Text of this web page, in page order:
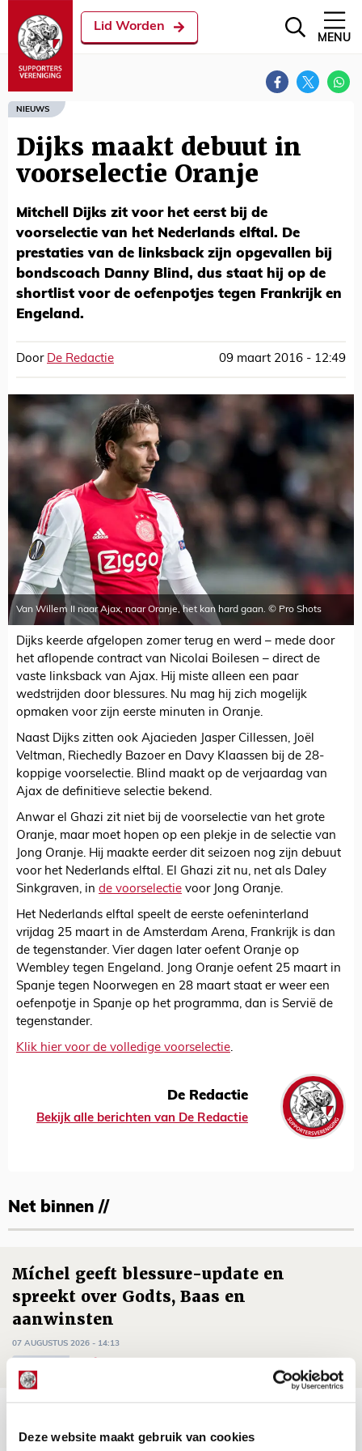
Deze website maakt gebruik van cookies
Lid Worden
MENU
NIEUWS
Dijks maakt debuut in
voorselectie Oranje
Mitchell Dijks zit voor het eerst bij de
voorselectie van het Nederlands elftal. De
prestaties van de linksback zijn opgevallen bij
bondscoach Danny Blind, dus staat hij op de
shortlist voor de oefenpotjes tegen Frankrijk en
Engeland.
Door De Redactie 09 maart 2016 - 12:49
Van Willem II naar Ajax, naar Oranje, het kan hard gaan. © Pro Shots
Dijks keerde afgelopen zomer terug en werd – mede door
het aflopende contract van Nicolai Boilesen – direct de
vaste linksback van Ajax. Hij miste alleen een paar
wedstrijden door blessures. Nu mag hij zich mogelijk
opmaken voor zijn eerste minuten in Oranje.
Naast Dijks zitten ook Ajacieden Jasper Cillessen, Joël
Veltman, Riechedly Bazoer en Davy Klaassen bij de 28-
koppige voorselectie. Blind maakt op de verjaardag van
Ajax de definitieve selectie bekend.
Anwar el Ghazi zit niet bij de voorselectie van het grote
Oranje, maar moet hopen op een plekje in de selectie van
Jong Oranje. Hij maakte eerder dit seizoen nog zijn debuut
voor het Nederlands elftal. El Ghazi zit nu, net als Daley
Sinkgraven, in de voorselectie voor Jong Oranje.
Het Nederlands elftal speelt de eerste oefeninterland
vrijdag 25 maart in de Amsterdam Arena, Frankrijk is dan
de tegenstander. Vier dagen later oefent Oranje op
Wembley tegen Engeland. Jong Oranje oefent 25 maart in
Spanje tegen Noorwegen en 28 maart staat er weer een
oefenpotje in Spanje op het programma, dan is Servië de
tegenstander.
Klik hier voor de volledige voorselectie.
De Redactie
Bekijk alle berichten van De Redactie
Net binnen //
Míchel geeft blessure-update en
spreekt over Godts, Baas en
aanwinsten
07 AUGUSTUS 2026 - 14:13
Europees treffen met Shelbourne